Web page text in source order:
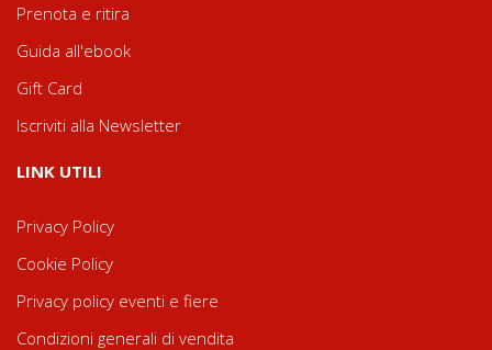
Prenota e ritira
Guida all'ebook
Gift Card
Iscriviti alla Newsletter
LINK UTILI
Privacy Policy
Cookie Policy
Privacy policy eventi e fiere
Condizioni generali di vendita